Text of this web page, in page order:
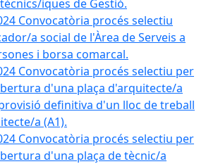
iques de Gestió.
Convocatòria procés selectiu
a social de l'Àrea de Serveis a
i borsa comarcal.
Convocatòria procés selectiu per
d'una plaça d'arquitecte/a
definitiva d'un lloc de treball
a (A1).
Convocatòria procés selectiu per
d'una plaça de tècnic/a